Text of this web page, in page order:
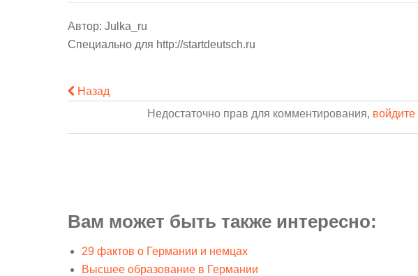
Автор: Julka_ru
Специально для http://startdeutsch.ru
Назад
Недостаточно прав для комментирования, войдите
Вам может быть также интересно:
29 фактов о Германии и немцах
Высшее образование в Германии